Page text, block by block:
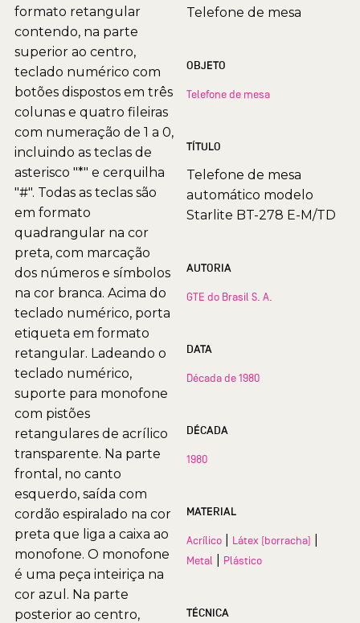
formato retangular
contendo, na parte
superior ao centro,
teclado numérico com
botões dispostos em três
colunas e quatro fileiras
com numeração de 1 a 0,
incluindo as teclas de
asterisco "*" e cerquilha
"#". Todas as teclas são
em formato
quadrangular na cor
preta, com marcação
dos números e símbolos
na cor branca. Acima do
teclado numérico, porta
etiqueta em formato
retangular. Ladeando o
teclado numérico,
suporte para monofone
com pistões
retangulares de acrílico
transparente. Na parte
frontal, no canto
esquerdo, saída com
cordão espiralado na cor
preta que liga a caixa ao
monofone. O monofone
é uma peça inteiriça na
cor azul. Na parte
posterior ao centro,
Telefone de mesa
OBJETO
Telefone de mesa
TÍTULO
Telefone de mesa
automático modelo
Starlite BT-278 E-M/TD
AUTORIA
GTE do Brasil S. A.
DATA
Década de 1980
DÉCADA
1980
MATERIAL
Acrílico Látex (borracha)
Metal Plástico
TÉCNICA